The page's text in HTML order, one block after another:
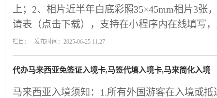
上；2、相片近半年白底彩照35×45mm相片3张
请表（点击下载），支持在小程序内在线填写
栏目： 发布时间：2025-06-25 11:27
代办马来西亚免签证入境卡,马签代填入境卡,马来简化入境
马来西亚入境须知：1.所有外国游客在入境或